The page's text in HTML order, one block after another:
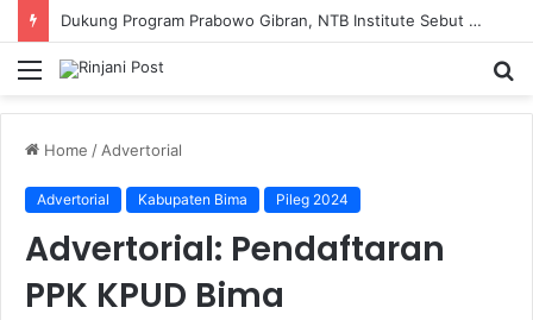
Dukung Program Prabowo Gibran, NTB Institute Sebut MBG dan Kopdes Solusi Percepatan Pembangunan Daerah 3T
Menu
Home / Advertorial
Advertorial Kabupaten Bima Pileg 2024
Advertorial: Pendaftaran
PPK KPUD Bima